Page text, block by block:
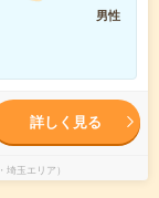
男性
詳しく見る
玉エリア）